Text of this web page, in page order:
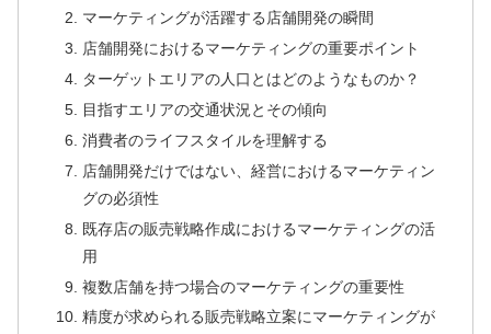
マーケティングが活躍する店舗開発の瞬間
店舗開発におけるマーケティングの重要ポイント
ターゲットエリアの人口とはどのようなものか？
目指すエリアの交通状況とその傾向
消費者のライフスタイルを理解する
店舗開発だけではない、経営におけるマーケティン
グの必須性
既存店の販売戦略作成におけるマーケティングの活
用
複数店舗を持つ場合のマーケティングの重要性
精度が求められる販売戦略立案にマーケティングが